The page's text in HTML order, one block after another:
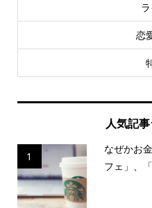
恋
人気記
1
なぜかお
フェ」、